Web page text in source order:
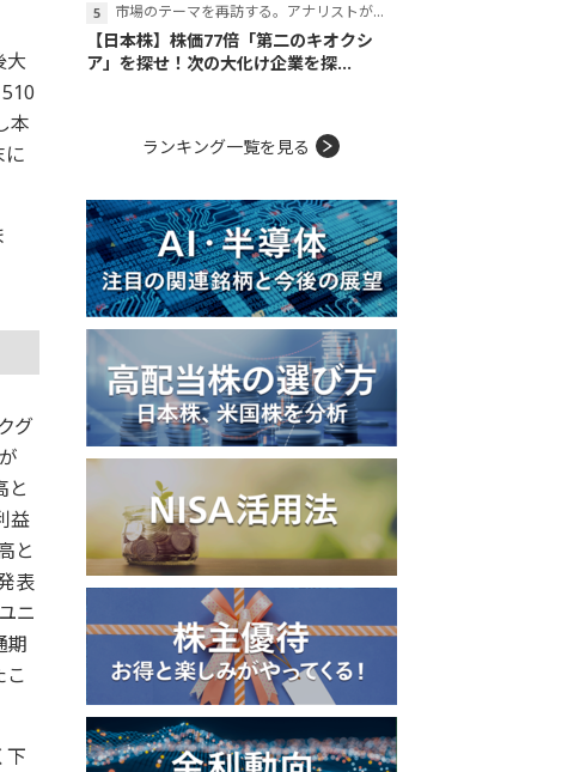
大
本
に
グ
と
益
と
表
ニ
期
こ
下
市場のテーマを再訪する。アナリストが読み解くテーマの本質
【日本株】株価77倍「第二のキオクシ
ア」を探せ！次の大化け企業を探...
ランキング一覧を見る